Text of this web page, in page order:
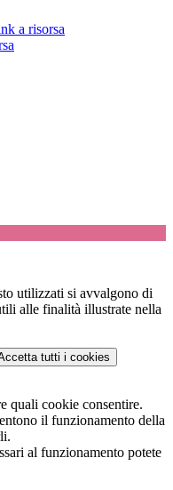
a risorsa
utilizzati si avvalgono di
alle finalità illustrate nella
tutti i cookies
quali cookie consentire.
il funzionamento della
al funzionamento potete